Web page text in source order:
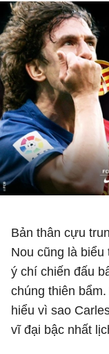
Bản thân cựu
Nou cũng là
ý chí chiến đấu
chúng thiên
hiểu vì sao
vĩ đại bậc nhất